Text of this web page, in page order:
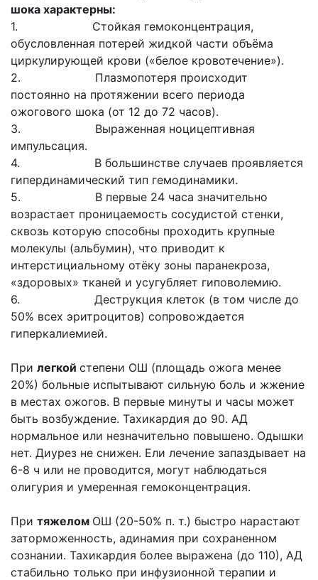
шока характерны:
1. Стойкая гемоконцентрация,
обусловленная потерей жидкой части объёма
циркулирующей крови («белое кровотечение»).
2. Плазмопотеря происходит
постоянно на протяжении всего периода
ожогового шока (от 12 до 72 часов).
3. Выраженная ноцицептивная
импульсация.
4. В большинстве случаев проявляется
гипердинамический тип гемодинамики.
5. В первые 24 часа значительно
возрастает проницаемость сосудистой стенки,
сквозь которую способны проходить крупные
молекулы (альбумин), что приводит к
интерстициальному отёку зоны паранекроза,
«здоровых» тканей и усугубляет гиповолемию.
6. Деструкция клеток (в том числе до
50% всех эритроцитов) сопровождается
гиперкалиемией.
При легкой степени ОШ (площадь ожога менее
20%) больные испытывают сильную боль и жжение
в местах ожогов. В первые минуты и часы может
быть возбуждение. Тахикардия до 90. АД
нормальное или незначительно повышено. Одышки
нет. Диурез не снижен. Ели лечение запаздывает на
6-8 ч или не проводится, могут наблюдаться
олигурия и умеренная гемоконцентрация.
При тяжелом ОШ (20-50% п. т.) быстро нарастают
заторможенность, адинамия при сохраненном
сознании. Тахикардия более выражена (до 110), АД
стабильно только при инфузионной терапии и